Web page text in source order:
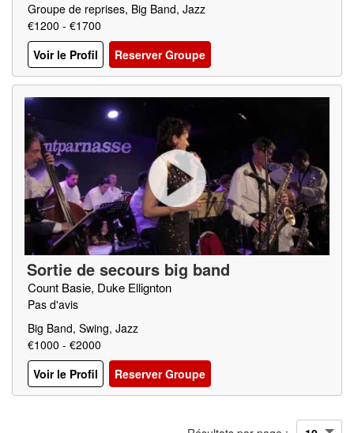
Groupe de reprises, Big Band, Jazz
€1200 - €1700
Voir le Profil
Reserver Groupe
Sortie de secours big band
Count Basie, Duke Ellignton
Pas d'avis
Big Band, Swing, Jazz
€1000 - €2000
Voir le Profil
Reserver Groupe